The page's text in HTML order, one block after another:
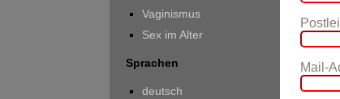
Vaginismus
Sex im Alter
Sprachen
deutsch
Mail-